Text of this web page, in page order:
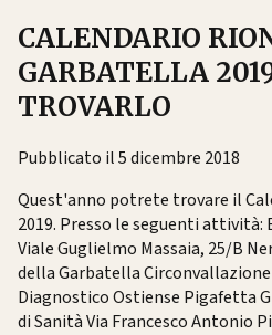
CALENDARIO
GARBATELLA
TROVARLO
Pubblicato il 5 dicembre 2018
Quest'anno potrete trovare il
2019. Presso le seguenti
Viale Guglielmo Massaia, 25/B
della Garbatella
Diagnostico Ostiense Pigafetta
di Sanità Via Francesco Antonio